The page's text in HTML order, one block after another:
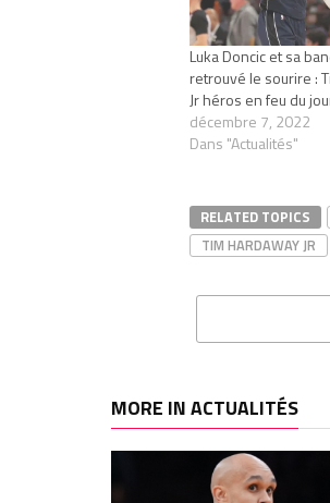
Luka Doncic et sa
retrouvé le sourire :
Jr héros en feu du
décembre 7, 2022
Dans "Actualités"
RELATED TOPICS
TIM HARDAWAY JR
MORE IN ACTUALITÉS